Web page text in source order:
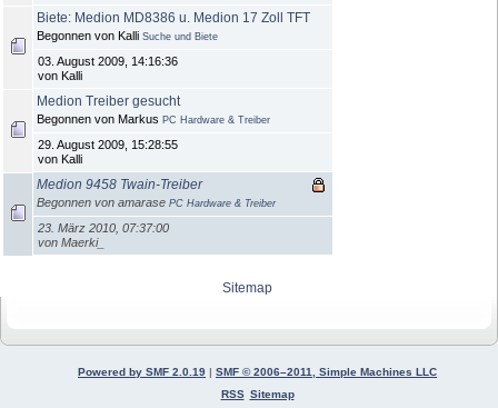
Biete: Medion MD8386 u. Medion 17 Zoll TFT
Begonnen von Kalli Suche und Biete
03. August 2009, 14:16:36
von Kalli
Medion Treiber gesucht
Begonnen von Markus PC Hardware & Treiber
29. August 2009, 15:28:55
von Kalli
Medion 9458 Twain-Treiber
Begonnen von amarase PC Hardware & Treiber
23. März 2010, 07:37:00
von Maerki_
Sitemap
Powered by SMF 2.0.19
SMF © 2006–2011, Simple Machines LLC
RSS Sitemap